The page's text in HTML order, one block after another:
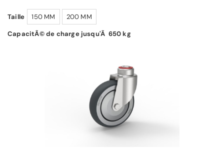
Taille 150 MM
200 MM
CapacitÃ© de charge jusqu'Ã 650 kg